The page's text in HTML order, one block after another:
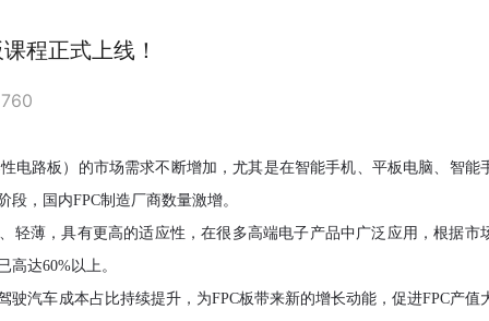
程正式上线！
电路板）的市场需求不断增加，尤其是在智能手机、平板电脑、智能
，国内FPC制造厂商数量激增。
轻薄，具有更高的适应性，在很多高端电子产品中广泛应用，根据市
达60%以上。
驶汽车成本占比持续提升，为FPC板带来新的增长动能，促进FPC产值